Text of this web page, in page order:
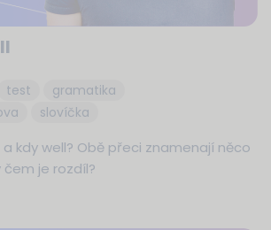
test
gramatika
slovíčka
kdy well? Obě přeci znamenají něco
je rozdíl?